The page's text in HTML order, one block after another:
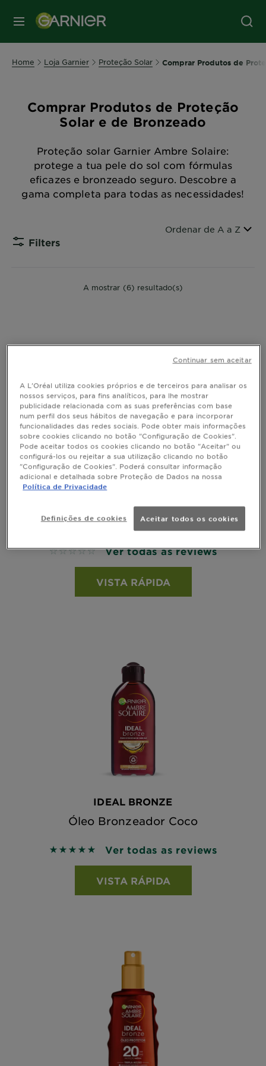
MENU
Home Loja Garnier Proteção Solar Comprar Produtos de
Comprar Produtos de Proteção
Solar e de Bronzeado
Proteção solar Garnier Ambre Solaire:
protege a tua pele do sol com fórmulas
eficazes e bronzeado seguro. Descobre a
gama completa para todas as necessidades!
Filters
Ordenar por
Ordenar de A a Z
A mostrar (6) resultado(s)
IDEAL BRONZE
Garnier Ambre Solaire Ideal Bronze
Spray Protetor Revelador do Bronze...
No reviews Ver todas as reviews
VISTA RÁPIDA
IDEAL BRONZE
Óleo Bronzeador Coco
5 out of 5 stars based on reviews
Ver todas as reviews
VISTA RÁPIDA
A L'Oréal utiliza cookies próprios e de terceiros para analisar os
nossos serviços, para fins analíticos, para lhe mostrar
publicidade relacionada com as suas preferências com base
num perfil dos seus hábitos de navegação e para incorporar
funcionalidades das redes sociais. Pode obter mais informações
sobre cookies clicando no botão "Configuração de Cookies".
Pode aceitar todos os cookies clicando no botão "Aceitar" ou
configurá-los ou rejeitar a sua utilização clicando no botão
"Configuração de Cookies". Poderá consultar informação
adicional e detalhada sobre Proteção de Dados na nossa
Política de Privacidade
Definições de cookies Aceitar todos os cookies
Continuar sem aceitar